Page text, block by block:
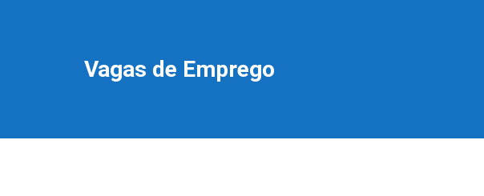
Vagas de Emprego